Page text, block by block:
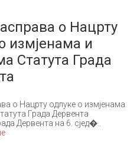
о Нацрту
измјенама и
Статута Града
о Нацрту одлуке о измјенама
Града Дервента
Дервента на 6. сјед�..